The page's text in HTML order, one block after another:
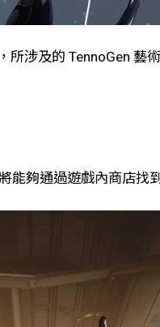
涉及的 TennoGen 藝
夠通過遊戲內商店找